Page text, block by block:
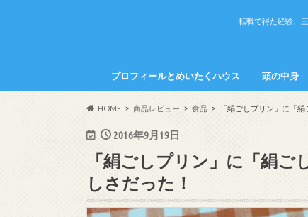
転職で得た経験、
プロフィールとめいたくハウス 頭の中身
HOME 商品レビュー 食品 「絹ごしプリン」に「
2016年9月19日
「絹ごしプリン」に「絹
しさだった！